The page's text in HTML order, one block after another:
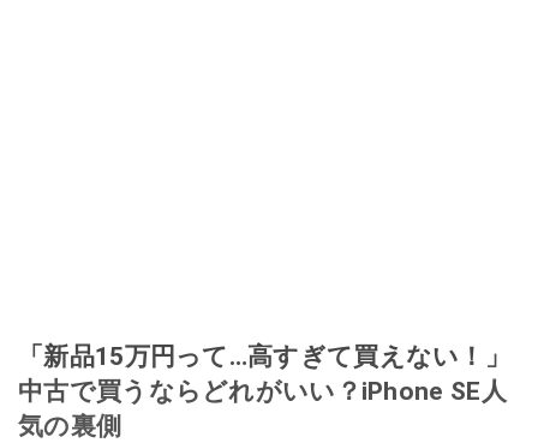
「新品15万円って…高すぎて買えない！」
中古で買うならどれがいい？iPhone SE人
気の裏側